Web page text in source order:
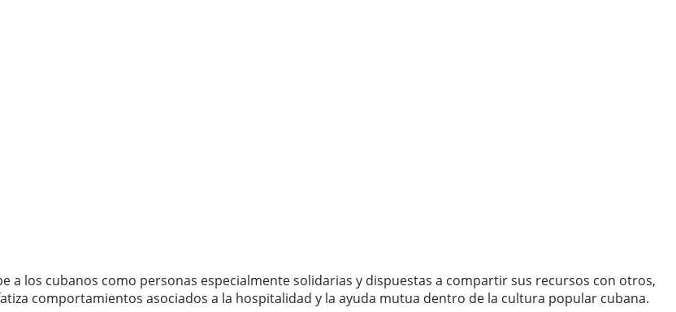
a los cubanos como personas especialmente solidarias y dispuestas a compartir sus recursos con otros,
comportamientos asociados a la hospitalidad y la ayuda mutua dentro de la cultura popular cubana.